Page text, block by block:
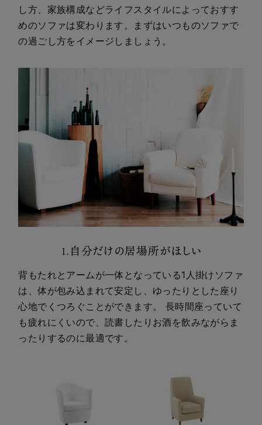
し方、家族構成などライフスタイルによっておすす
めのソファは変わります。まずはいつものソファで
の過ごし方をイメージしましょう。
1.自分だけの居場所がほしい
背もたれとアームが一体となっている1人掛けソファ
は、体が包み込まれて安定し、ゆったりとした座り
心地でくつろぐことができます。 長時間座っていて
も疲れにくいので、読書したりお酒を飲みながらま
ったりするのに最適です。